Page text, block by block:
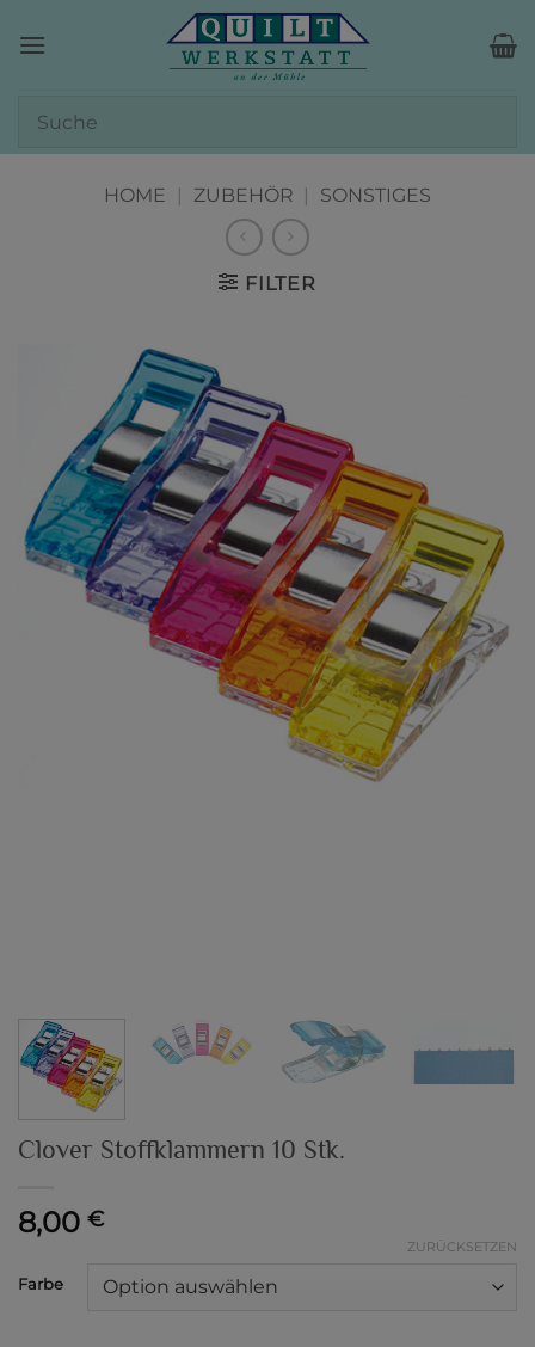
Inhalt
HOME | ZUBEHÖR | SONSTIGES
FILTER
Clover Stoffklammern 10 Stk.
8,00 €
Farbe
ZURÜCKSETZEN